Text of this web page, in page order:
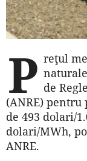
P reţul
de
(ANRE)
de 493 dolari/
dolari/MWh,
ANRE.